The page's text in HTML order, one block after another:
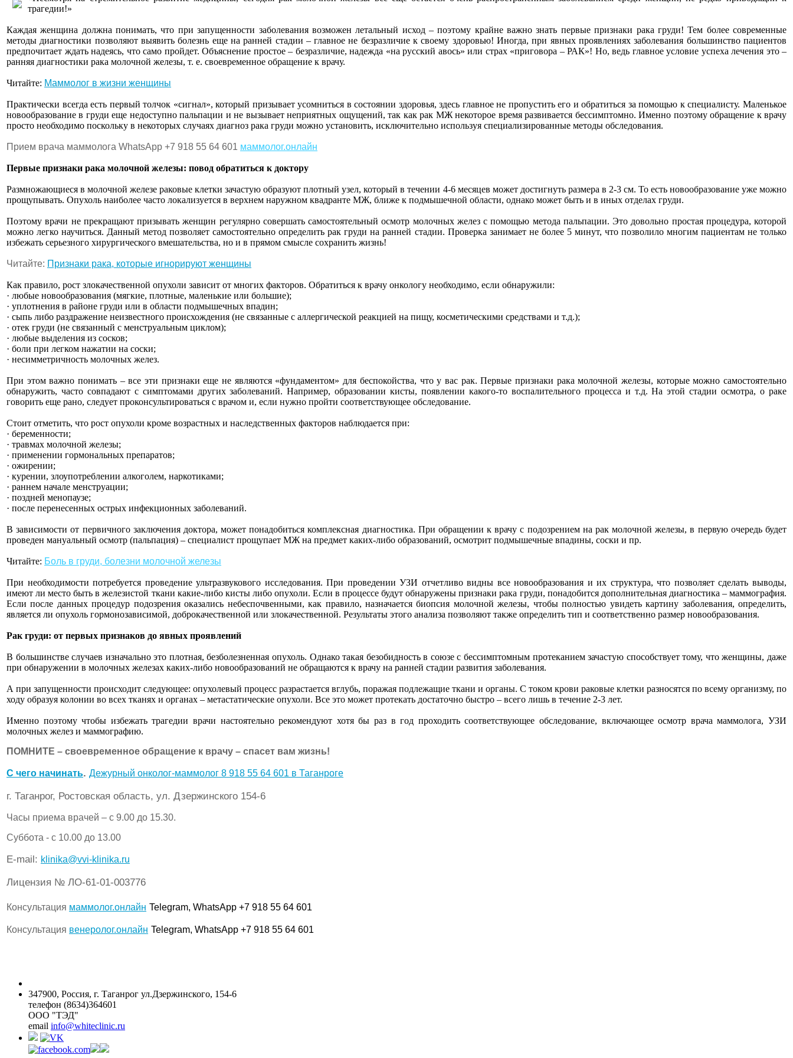
трагедии!»
Каждая женщина должна понимать, что при запущенности заболевания возможен летальный исход – поэтому крайне важно знать первые признаки рака груди! Тем более современные
методы диагностики позволяют выявить болезнь еще на ранней стадии – главное не безразличие к своему здоровью! Иногда, при явных проявлениях заболевания большинство пациентов
предпочитает ждать надеясь, что само пройдет. Объяснение простое – безразличие, надежда «на русский авось» или страх «приговора – РАК»! Но, ведь главное условие успеха лечения это –
ранняя диагностики рака молочной железы, т. е. своевременное обращение к врачу.
Читайте: Маммолог в жизни женщины
Практически всегда есть первый толчок «сигнал», который призывает усомниться в состоянии здоровья, здесь главное не пропустить его и обратиться за помощью к специалисту. Маленькое
новообразование в груди еще недоступно пальпации и не вызывает неприятных ощущений, так как рак МЖ некоторое время развивается бессимптомно. Именно поэтому обращение к врачу
просто необходимо поскольку в некоторых случаях диагноз рака груди можно установить, исключительно используя специализированные методы обследования.
Прием врача маммолога WhatsApp +7 918 55 64 601 маммолог.онлайн
Первые признаки рака молочной железы: повод обратиться к доктору
Размножающиеся в молочной железе раковые клетки зачастую образуют плотный узел, который в течении 4-6 месяцев может достигнуть размера в 2-3 см. То есть новообразование уже можно
прощупывать. Опухоль наиболее часто локализуется в верхнем наружном квадранте МЖ, ближе к подмышечной области, однако может быть и в иных отделах груди.
Поэтому врачи не прекращают призывать женщин регулярно совершать самостоятельный осмотр молочных желез с помощью метода пальпации. Это довольно простая процедура, которой
можно легко научиться. Данный метод позволяет самостоятельно определить рак груди на ранней стадии. Проверка занимает не более 5 минут, что позволило многим пациентам не только
избежать серьезного хирургического вмешательства, но и в прямом смысле сохранить жизнь!
Читайте: Признаки рака, которые игнорируют женщины
Как правило, рост злокачественной опухоли зависит от многих факторов. Обратиться к врачу онкологу необходимо, если обнаружили:
· любые новообразования (мягкие, плотные, маленькие или большие);
· уплотнения в районе груди или в области подмышечных впадин;
· сыпь либо раздражение неизвестного происхождения (не связанные с аллергической реакцией на пищу, косметическими средствами и т.д.);
· отек груди (не связанный с менструальным циклом);
· любые выделения из сосков;
· боли при легком нажатии на соски;
· несимметричность молочных желез.
При этом важно понимать – все эти признаки еще не являются «фундаментом» для беспокойства, что у вас рак. Первые признаки рака молочной железы, которые можно самостоятельно
обнаружить, часто совпадают с симптомами других заболеваний. Например, образовании кисты, появлении какого-то воспалительного процесса и т.д. На этой стадии осмотра, о раке
говорить еще рано, следует проконсультироваться с врачом и, если нужно пройти соответствующее обследование.
Стоит отметить, что рост опухоли кроме возрастных и наследственных факторов наблюдается при:
· беременности;
· травмах молочной железы;
· применении гормональных препаратов;
· ожирении;
· курении, злоупотреблении алкоголем, наркотиками;
· раннем начале менструации;
· поздней менопаузе;
· после перенесенных острых инфекционных заболеваний.
В зависимости от первичного заключения доктора, может понадобиться комплексная диагностика. При обращении к врачу с подозрением на рак молочной железы, в первую очередь будет
проведен мануальный осмотр (пальпация) – специалист прощупает МЖ на предмет каких-либо образований, осмотрит подмышечные впадины, соски и пр.
Читайте: Боль в груди, болезни молочной железы
При необходимости потребуется проведение ультразвукового исследования. При проведении УЗИ отчетливо видны все новообразования и их структура, что позволяет сделать выводы,
имеют ли место быть в железистой ткани какие-либо кисты либо опухоли. Если в процессе будут обнаружены признаки рака груди, понадобится дополнительная диагностика – маммография.
Если после данных процедур подозрения оказались небеспочвенными, как правило, назначается биопсия молочной железы, чтобы полностью увидеть картину заболевания, определить,
является ли опухоль гормонозависимой, доброкачественной или злокачественной. Результаты этого анализа позволяют также определить тип и соответственно размер новообразования.
Рак груди: от первых признаков до явных проявлений
В большинстве случаев изначально это плотная, безболезненная опухоль. Однако такая безобидность в союзе с бессимптомным протеканием зачастую способствует тому, что женщины, даже
при обнаружении в молочных железах каких-либо новообразований не обращаются к врачу на ранней стадии развития заболевания.
А при запущенности происходит следующее: опухолевый процесс разрастается вглубь, поражая подлежащие ткани и органы. С током крови раковые клетки разносятся по всему организму, по
ходу образуя колонии во всех тканях и органах – метастатические опухоли. Все это может протекать достаточно быстро – всего лишь в течение 2-3 лет.
Именно поэтому чтобы избежать трагедии врачи настоятельно рекомендуют хотя бы раз в год проходить соответствующее обследование, включающее осмотр врача маммолога, УЗИ
молочных желез и маммографию.
ПОМНИТЕ – своевременное обращение к врачу – спасет вам жизнь!
C чего начинать. Дежурный онколог-маммолог 8 918 55 64 601 в Таганроге
г. Таганрог, Ростовская область, ул. Дзержинского 154-6
Часы приема врачей – с 9.00 до 15.30.
Суббота - с 10.00 до 13.00
Е-mail: klinika@vvi-klinika.ru
Лицензия № ЛО-61-01-003776
Консультация маммолог.онлайн Telegram, WhatsApp +7 918 55 64 601
Консультация венеролог.онлайн Telegram, WhatsApp +7 918 55 64 601
347900, Россия, г. Таганрог ул.Дзержинского, 154-6
телефон (8634)364601
ООО "ТЭД"
email info@whiteclinic.ru